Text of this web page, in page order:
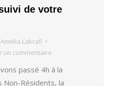
de votre
Amelia Lakrafi
un commentaire
passé 4h à la
Résidents, la